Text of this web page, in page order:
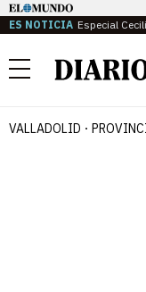
ES NOTICIA Especial
Menú
VALLADOLID